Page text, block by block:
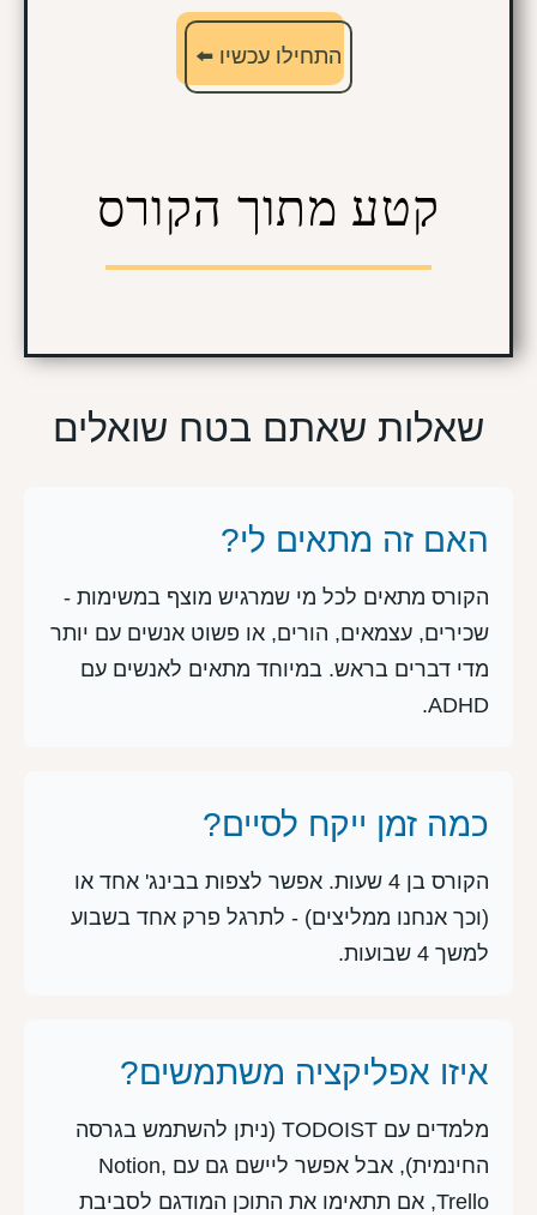
התחילו עכשיו ⬅️
קטע מתוך הקורס
שאלות שאתם בטח שואלים
האם זה מתאים לי?
הקורס מתאים לכל מי שמרגיש מוצף במשימות -
שכירים, עצמאים, הורים, או פשוט אנשים עם יותר
מדי דברים בראש. במיוחד מתאים לאנשים עם
ADHD.
כמה זמן ייקח לסיים?
הקורס בן 4 שעות. אפשר לצפות בבינג' אחד או
(וכך אנחנו ממליצים) - לתרגל פרק אחד בשבוע
למשך 4 שבועות.
איזו אפליקציה משתמשים?
מלמדים עם TODOIST (ניתן להשתמש בגרסה
החינמית), אבל אפשר ליישם גם עם Notion,
Trello, אם תתאימו את התוכן המודגם לסביבת